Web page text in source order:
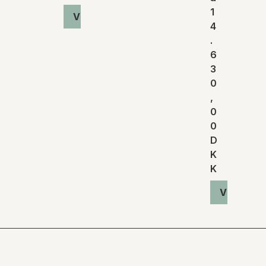
Vis produkt
1
4
.
6
3
0
,
0
0
D
K
K
Vis